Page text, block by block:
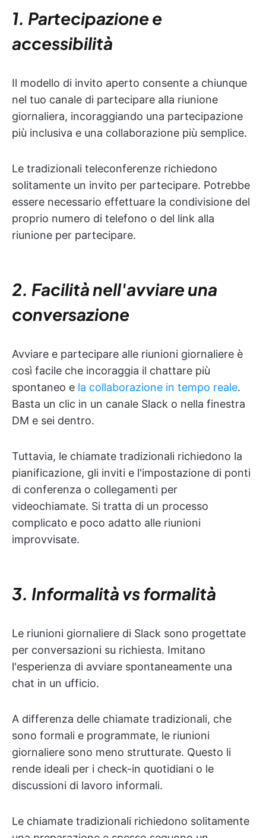
1. Partecipazione e
accessibilità
Il modello di invito aperto consente a chiunque
nel tuo canale di partecipare alla riunione
giornaliera, incoraggiando una partecipazione
più inclusiva e una collaborazione più semplice.
Le tradizionali teleconferenze richiedono
solitamente un invito per partecipare. Potrebbe
essere necessario effettuare la condivisione del
proprio numero di telefono o del link alla
riunione per partecipare.
2. Facilità nell'avviare una
conversazione
Avviare e partecipare alle riunioni giornaliere è
così facile che incoraggia il chattare più
spontaneo e la collaborazione in tempo reale.
Basta un clic in un canale Slack o nella finestra
DM e sei dentro.
Tuttavia, le chiamate tradizionali richiedono la
pianificazione, gli inviti e l'impostazione di ponti
di conferenza o collegamenti per
videochiamate. Si tratta di un processo
complicato e poco adatto alle riunioni
improvvisate.
3. Informalità vs formalità
Le riunioni giornaliere di Slack sono progettate
per conversazioni su richiesta. Imitano
l'esperienza di avviare spontaneamente una
chat in un ufficio.
A differenza delle chiamate tradizionali, che
sono formali e programmate, le riunioni
giornaliere sono meno strutturate. Questo li
rende ideali per i check-in quotidiani o le
discussioni di lavoro informali.
Le chiamate tradizionali richiedono solitamente